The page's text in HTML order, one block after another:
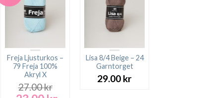
Freja Ljusturkos –
79 Freja 100%
Akryl X
27.00kr
Lisa 8/4 Beige – 24
Garntorget
29.00 kr